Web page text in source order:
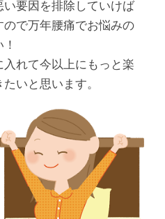
要因を排除していけば
で万年腰痛でお悩みの
入れて今以上にもっと楽
いと思います。